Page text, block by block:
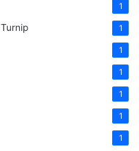
1
1
1
1
1
1
1